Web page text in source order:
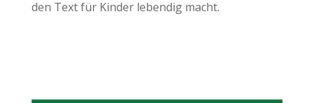
den Text für Kinder lebendig macht.